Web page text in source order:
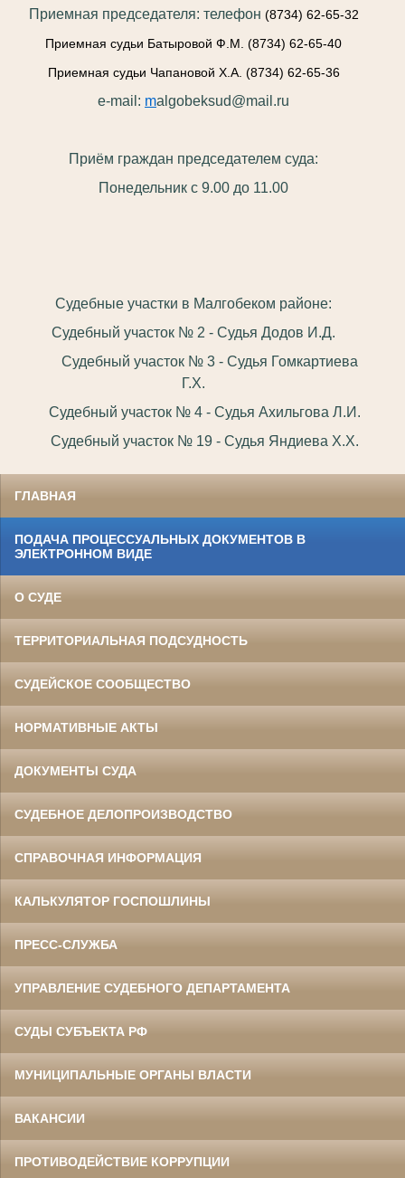
Приемная председателя: телефон (8734) 62-65-32
Приемная судьи Батыровой Ф.М.(8734) 62-65-40
Приемная судьи Чапановой Х.А. (8734) 62-65-36
e-mail: malgobeksud@mail.ru
Приём граждан председателем суда:
Понедельник с 9.00 до 11.00
Судебные участки в Малгобеком районе:
Судебный участок № 2 - Судья Додов И.Д.
Судебный участок № 3 - Судья Гомкартиева
Г.Х.
Судебный участок № 4 - Судья Ахильгова Л.И.
Судебный участок № 19 - Судья Яндиева Х.Х.
ГЛАВНАЯ
ПОДАЧА ПРОЦЕССУАЛЬНЫХ ДОКУМЕНТОВ В
ЭЛЕКТРОННОМ ВИДЕ
О СУДЕ
ТЕРРИТОРИАЛЬНАЯ ПОДСУДНОСТЬ
СУДЕЙСКОЕ СООБЩЕСТВО
НОРМАТИВНЫЕ АКТЫ
ДОКУМЕНТЫ СУДА
СУДЕБНОЕ ДЕЛОПРОИЗВОДСТВО
СПРАВОЧНАЯ ИНФОРМАЦИЯ
КАЛЬКУЛЯТОР ГОСПОШЛИНЫ
ПРЕСС-СЛУЖБА
УПРАВЛЕНИЕ СУДЕБНОГО ДЕПАРТАМЕНТА
СУДЫ СУБЪЕКТА РФ
МУНИЦИПАЛЬНЫЕ ОРГАНЫ ВЛАСТИ
ВАКАНСИИ
ПРОТИВОДЕЙСТВИЕ КОРРУПЦИИ